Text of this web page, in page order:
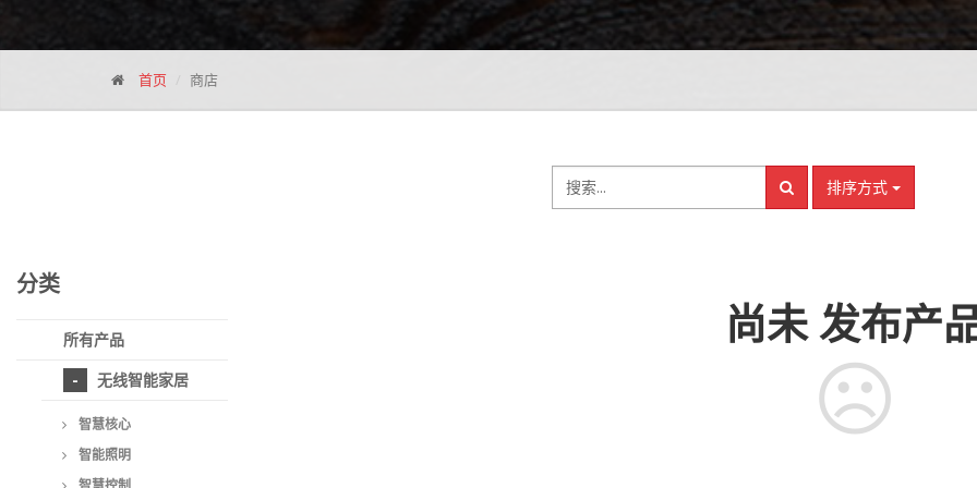
首页 商店
排序方式
分类
所有产品
无线智能家居
智慧核心
智能照明
尚未发布产
☹